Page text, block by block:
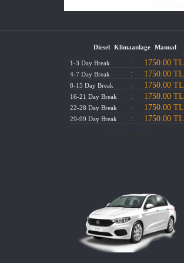
Diesel Klimaanlage Manual
1-3 Day Break : 1750.00 TL
4-7 Day Break : 1750.00 TL
8-15 Day Break : 1750.00 TL
16-21 Day Break : 1750.00 TL
22-28 Day Break : 1750.00 TL
29-99 Day Break : 1750.00 TL